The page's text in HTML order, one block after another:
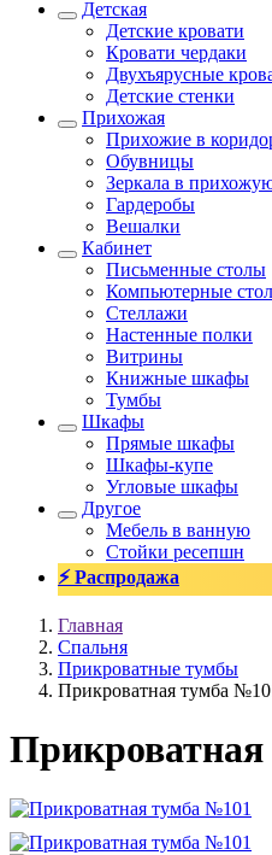
Детская
Детские кровати
Кровати чердаки
Двухъярусные
Детские стенки
Прихожая
Прихожие в
Обувницы
Зеркала в
Гардеробы
Вешалки
Кабинет
Письменные столы
Компьютерные
Стеллажи
Настенные полки
Витрины
Книжные шкафы
Тумбы
Шкафы
Прямые шкафы
Шкафы-купе
Угловые шкафы
Другое
Мебель в ванную
Стойки ресепшн
⚡ Распродажа
Главная
Спальня
Прикроватные тумбы
Прикроватная тумба